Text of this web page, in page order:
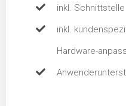
inkl. Schnittstelle
inkl.
Hardware-